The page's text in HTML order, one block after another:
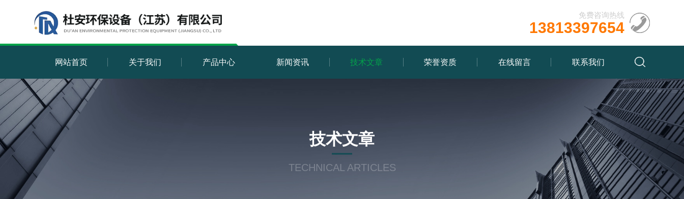
免费咨询热线
13813397654
网站首页 关于我们 产品中心 新闻资讯 技术文章 荣誉资质 在线留言 联系我们
技术文章
TECHNICAL ARTICLES